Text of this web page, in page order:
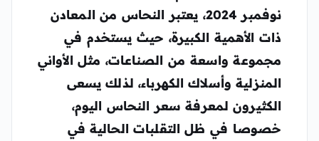
نوفمبر 2024، يعتبر النحاس من المعادن
ذات الأهمية الكبيرة، حيث يستخدم في
مجموعة واسعة من الصناعات، مثل الأواني
المنزلية وأسلاك الكهرباء، لذلك يسعى
الكثيرون لمعرفة سعر النحاس اليوم،
خصوصا في ظل التقلبات الحالية في